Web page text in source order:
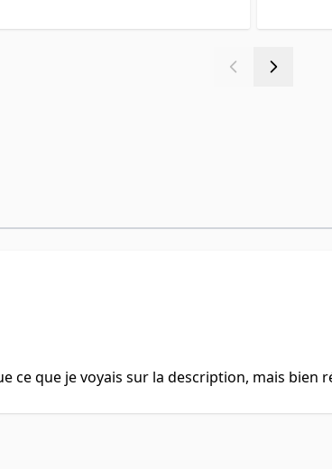
ce que je voyais sur la description, mais bien